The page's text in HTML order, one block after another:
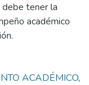
tener la
académico
ACADÉMICO,